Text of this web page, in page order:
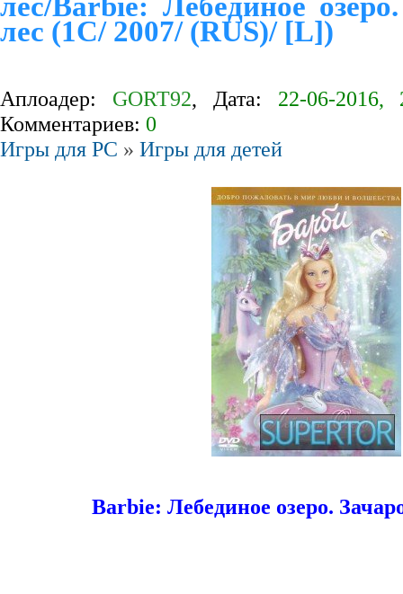
лес (1С/ 2007/ (RUS)/ [L])
Аплоадер: GORT92, Дата:
22-06-2016,
Комментариев: 0
Игры для PC » Игры для детей
Barbie: Лебединое озеро.